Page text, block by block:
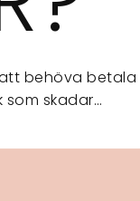
att behöva betala
skadar…